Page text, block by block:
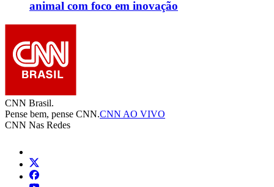
animal com foco em inovação
CNN Brasil.
Pense bem, pense CNN.CNN AO VIVO
CNN Nas Redes